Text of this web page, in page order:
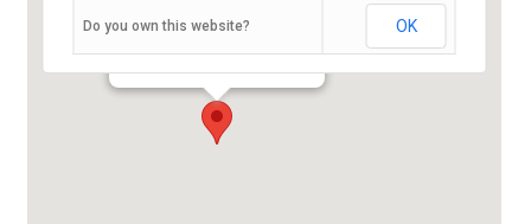
Veranstaltungen
Do you own this website? OK